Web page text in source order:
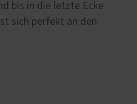
bis in die letzte Ecke
sich perfekt an den